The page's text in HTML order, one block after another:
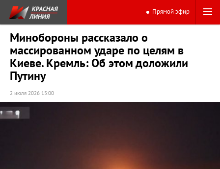
Прямой эфир
Минобороны рассказало о
массированном ударе по целям в
Киеве. Кремль: Об этом доложили
Путину
2 июля 2026 15:00